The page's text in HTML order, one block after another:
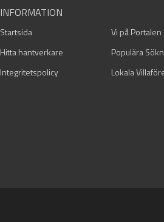
INFORMATION
Startsida Vi på Portalen
Hitta hantverkare
Populära
Integritetspolicy
Lokala